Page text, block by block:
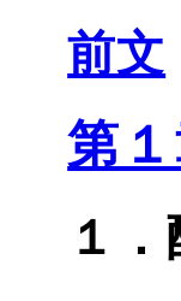
前文
第
１